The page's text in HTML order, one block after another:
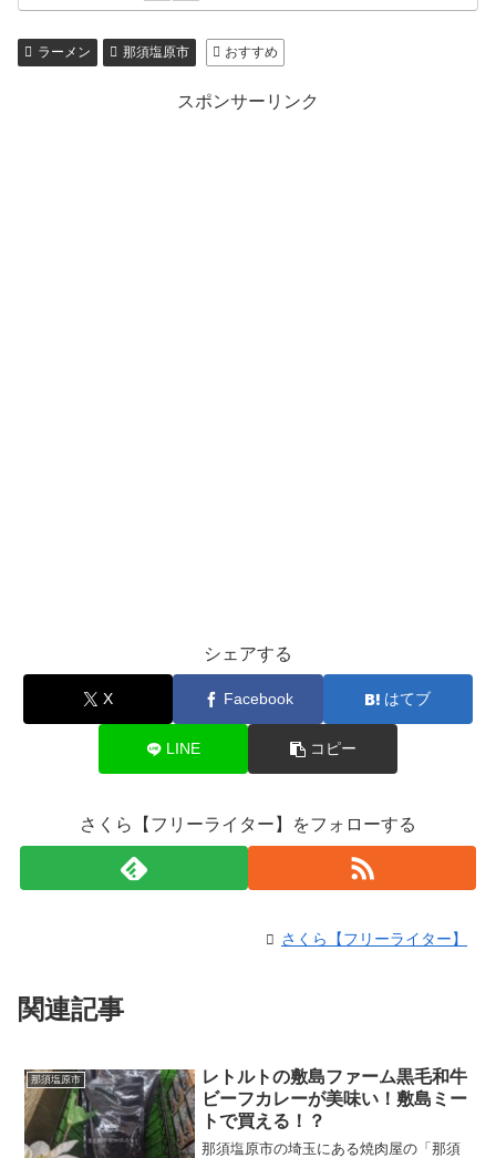
ラーメン 那須塩原市 おすすめ
スポンサーリンク
シェアする
X Facebook はてブ
LINE コピー
さくら【フリーライター】をフォローする
さくら【フリーライター】
関連記事
那須塩原市
レトルトの敷島ファーム黒毛和牛
ビーフカレーが美味い！敷島ミー
トで買える！？
那須塩原市の埼玉にある焼肉屋の「那須